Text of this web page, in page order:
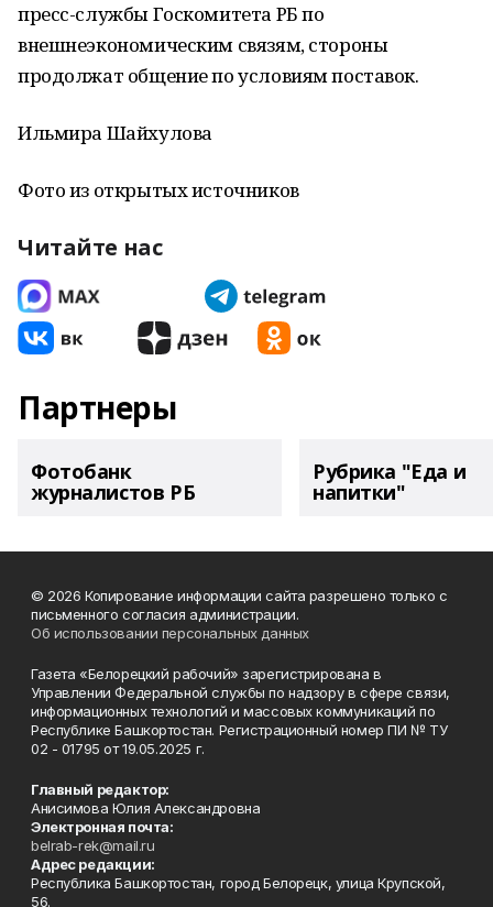
пресс-службы Госкомитета РБ по
внешнеэкономическим связям, стороны
продолжат общение по условиям поставок.
Ильмира Шайхулова
Фото из открытых источников
Читайте нас
Партнеры
Фотобанк
журналистов РБ
Рубрика "Еда и
напитки"
© 2026 Копирование информации сайта разрешено только с
письменного согласия администрации.
Об использовании персональных данных
Газета «Белорецкий рабочий» зарегистрирована в
Управлении Федеральной службы по надзору в сфере связи,
информационных технологий и массовых коммуникаций по
Республике Башкортостан. Регистрационный номер ПИ № ТУ
02 - 01795 от 19.05.2025 г.
Главный редактор:
Анисимова Юлия Александровна
Электронная почта:
belrab-rek@mail.ru
Адрес редакции:
Республика Башкортостан, город Белорецк, улица Крупской,
56.